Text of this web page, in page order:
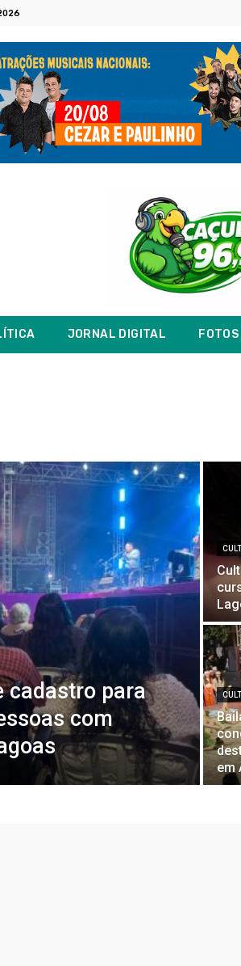
JORNAL DIGITAL
cadastro para
com
em